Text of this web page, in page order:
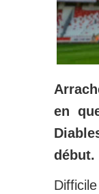
en
début.